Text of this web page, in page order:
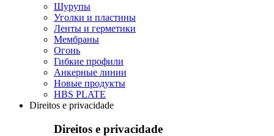
Шурупы
Уголки и пластины
Ленты и герметики
Мембраны
Огонь
Гибкие профили
Анкерные линии
Hовые продукты
HBS PLATE
Direitos e privacidade
Direitos e privacidade